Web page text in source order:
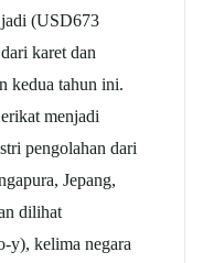
(USD673
karet dan
kedua tahun ini.
menjadi
pengolahan dari
Jepang,
dilihat
y), kelima negara